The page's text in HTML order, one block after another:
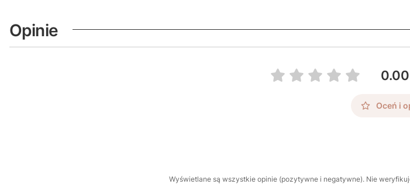
Opinie
0.00
Oceń i
Wyświetlane są wszystkie opinie (pozytywne i negatywne). Nie